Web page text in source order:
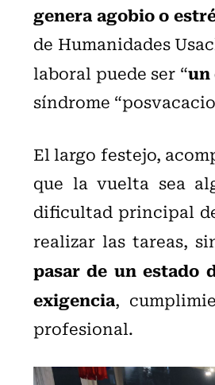
genera agobio o
de Humanidades
laboral puede ser “un
síndrome
El largo festejo,
que la vuelta sea
dificultad principal
realizar las tareas,
pasar de un estado
exigencia,
profesional.